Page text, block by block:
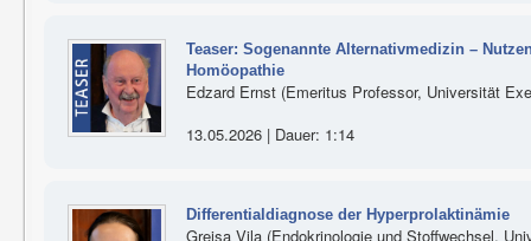
Teaser: Sogenannte Alternativmedizin –
Homöopathie
Edzard Ernst (Emeritus Professor, Universität
13.05.2026 | Dauer: 1:14
Differentialdiagnose der Hyperprolaktinämie
Greisa Vila (Endokrinologie und Stoffwechsel,